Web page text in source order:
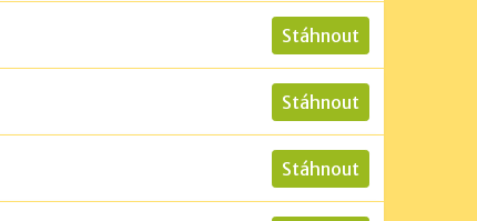
Stáhnout
Stáhnout
Stáhnout